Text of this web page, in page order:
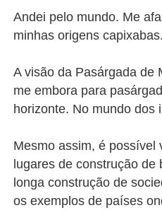
Andei pelo mundo. Me
minhas origens
A visão da Pasárgada de
me embora para
horizonte. No mundo dos
Mesmo assim, é possível
lugares de construção
longa construção de
os exemplos de países